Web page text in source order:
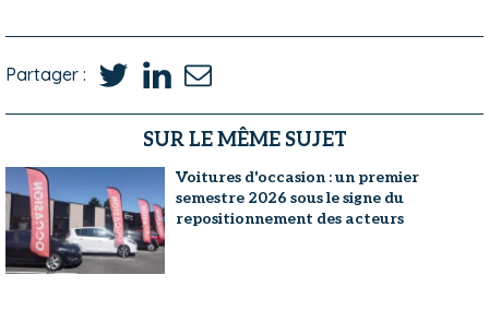
Partager :
SUR LE MÊME SUJET
Voitures d'occasion : un premier
semestre 2026 sous le signe du
repositionnement des acteurs